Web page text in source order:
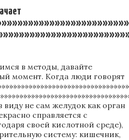
в методы, давайте
момент. Когда люди говорят
виду не сам желудок как орган
справляется с
своей кислотной среде),
систему: кишечник,